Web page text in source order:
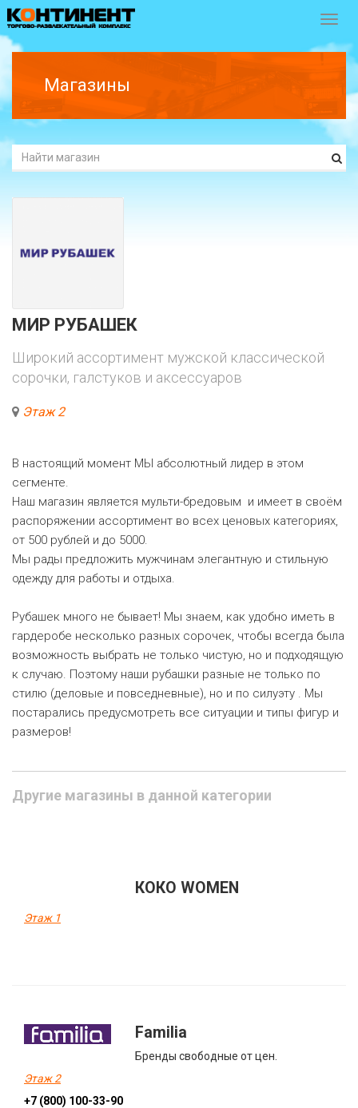
Магазины
МИР РУБАШЕК
Широкий ассортимент мужской классической
сорочки, галстуков и аксессуаров
Этаж 2
В настоящий момент МЫ абсолютный лидер в этом
сегменте.
Наш магазин является мульти-бредовым и имеет в своём
распоряжении ассортимент во всех ценовых категориях,
от 500 рублей и до 5000.
Мы рады предложить мужчинам элегантную и стильную
одежду для работы и отдыха.
Рубашек много не бывает! Мы знаем, как удобно иметь в
гардеробе несколько разных сорочек, чтобы всегда была
возможность выбрать не только чистую, но и подходящую
к случаю. Поэтому наши рубашки разные не только по
стилю (деловые и повседневные), но и по силуэту . Мы
постарались предусмотреть все ситуации и типы фигур и
размеров!
Другие магазины в данной категории
КОКО WOMEN
Этаж 1
Familia
Бренды свободные от цен.
Этаж 2
+7 (800) 100-33-90